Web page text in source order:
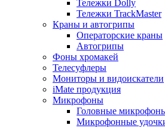
Тележки Dolly
Тележки TrackMaster
Краны и автогрипы
Операторские краны
Автогрипы
Фоны хромакей
Телесуфлеры
Мониторы и видоискатели
iMate продукция
Микрофоны
Головные
Микрофонные